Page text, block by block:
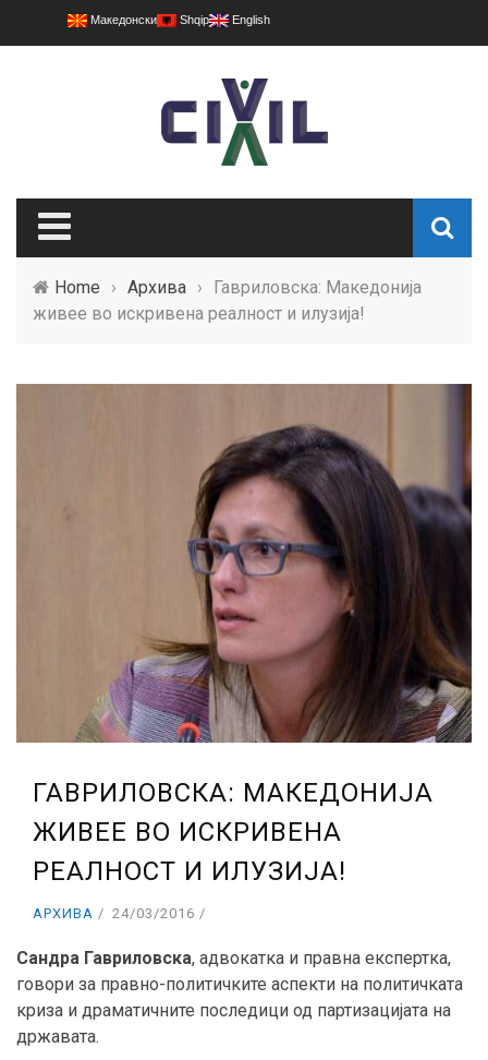
Македонски Shqip English
Home › Архива ›
Гавриловска: Македонија
живее во искривена реалност и илузија!
ГАВРИЛОВСКА: МАКЕДОНИЈА
ЖИВЕЕ ВО ИСКРИВЕНА
РЕАЛНОСТ И ИЛУЗИЈА!
АРХИВА 24/03/2016
Сандра Гавриловска, адвокатка и правна експертка,
говори за правно-политичките аспекти на политичката
криза и драматичните последици од партизацијата на
државата.